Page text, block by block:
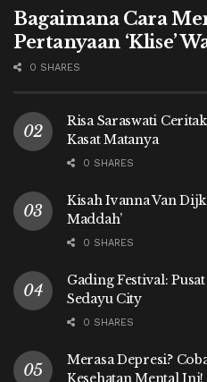
Bagaimana Cara
Pertanyaan ‘Klise’
0 SHARES
Risa Saraswati
Kasat Matanya
0 SHARES
Kisah Ivanna Van
Maddah’
0 SHARES
Gading Festival:
Sedayu City
0 SHARES
Merasa Depresi?
Kesehatan Mental Ini!